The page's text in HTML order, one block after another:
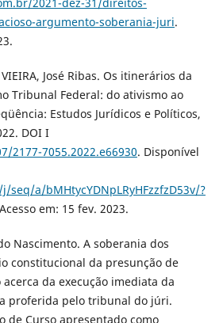
2021-dez-31/direitos-
argumento-soberania-juri.
José Ribas. Os itinerários da
Tribunal Federal: do ativismo ao
Estudos Jurídicos e Políticos,
DOI I
2177-7055.2022.e66930. Disponível
a/bMHtycYDNpLRyHFzzfzD53v/?
em: 15 fev. 2023.
Nascimento. A soberania dos
constitucional da presunção de
da execução imediata da
proferida pelo tribunal do júri.
de Curso apresentado como